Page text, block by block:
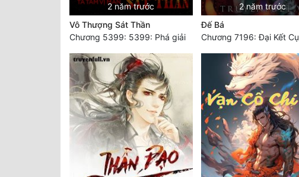
2 năm trước
Vô Thượng Sát Thần
Chương 5399: 5399: Phá giải
2 năm trước
Đế Bá
Chương 7196: Đại Kết